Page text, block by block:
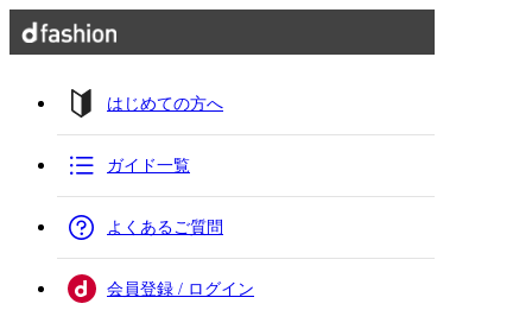
はじめての方へ
ガイド一覧
よくあるご質問
会員登録 / ログイン